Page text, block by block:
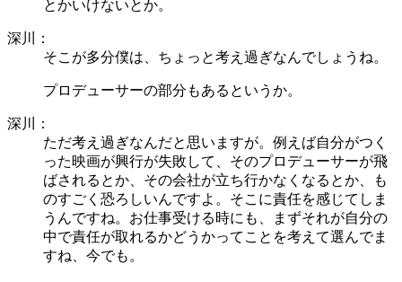
とかいけないとか。
深川：
そこが多分僕は、ちょっと考え過ぎなんでしょうね。
プロデューサーの部分もあるというか。
深川：
ただ考え過ぎなんだと思いますが。例えば自分がつく
った映画が興行が失敗して、そのプロデューサーが飛
ばされるとか、その会社が立ち行かなくなるとか、も
のすごく恐ろしいんですよ。そこに責任を感じてしま
うんですね。お仕事受ける時にも、まずそれが自分の
中で責任が取れるかどうかってことを考えて選んでま
すね、今でも。